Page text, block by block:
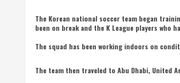
The Korean national soccer team began
been on break and the K League players who
The squad has been working indoors on
The team then traveled to Abu Dhabi, United